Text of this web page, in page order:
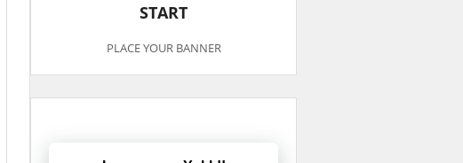
START
PLACE YOUR BANNER